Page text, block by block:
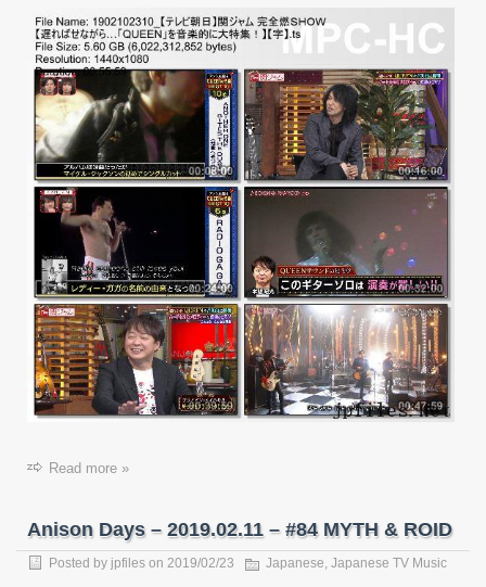
Read more »
Anison Days – 2019.02.11 – #84 MYTH & ROID
Posted by jpfiles on 2019/02/23 Japanese Japanese TV Music